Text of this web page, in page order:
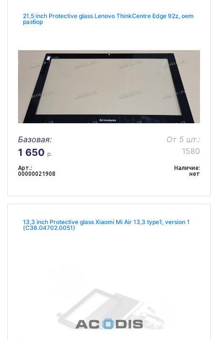
21,5 inch Protective glass Lenovo ThinkCentre Edge 92z, oem
разбор
Базовая:
1 650 р.
От 5 шт.:
1580
Арт.:
00000021908
Наличие:
нет
13,3 inch Protective glass Xiaomi Mi Air 13,3 type1, version 1
(C36.04702.0051)